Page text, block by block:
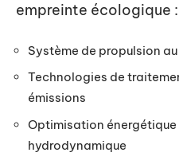
empreinte écologique :
Système de propulsion
Technologies de
émissions
Optimisation
hydrodynamique